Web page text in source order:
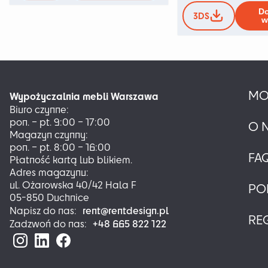
wiele
wariantów.
wybrać
3DS
Wypożyczalnia mebli Warszawa
Biuro czynne:
pon. – pt. 9:00 – 17:00
Magazyn czynny:
pon. – pt. 8:00 – 16:00
Płatność kartą lub blikiem.
Adres magazynu:
ul. Ożarowska 40/42 Hala F
05-850 Duchnice
Napisz do nas: rent@rentdesign.pl
Zadzwoń do nas: +48 665 822 122
O